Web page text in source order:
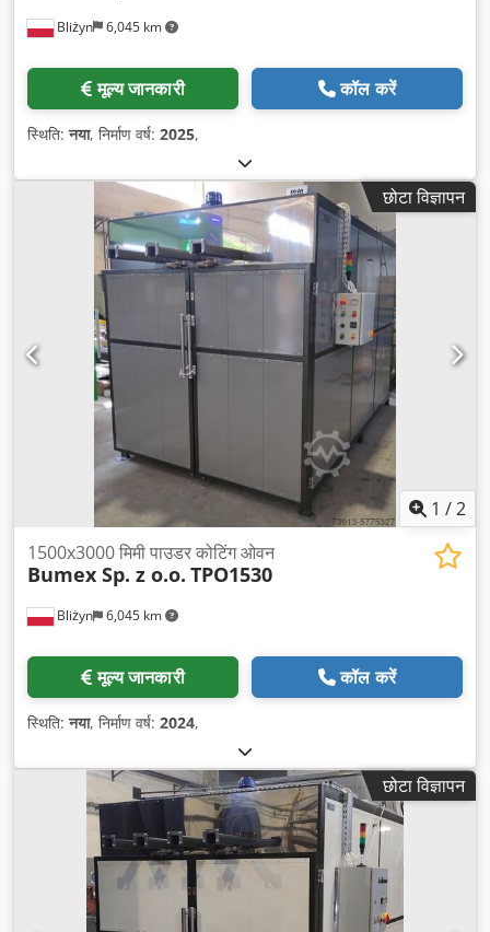
Bliżyn 6,045 km
मूल्य जानकारी कॉल करें
स्थिति:नया, निर्माण वर्ष: 2025,
छोटा विज्ञापन
1 /2
Bliżyn 6,045 km
1500x3000 मिमी पाउडर कोटिंग ओवन
Bumex Sp. z o.o. TPO1530
मूल्य जानकारी कॉल करें
स्थिति:नया, निर्माण वर्ष: 2024,
छोटा विज्ञापन